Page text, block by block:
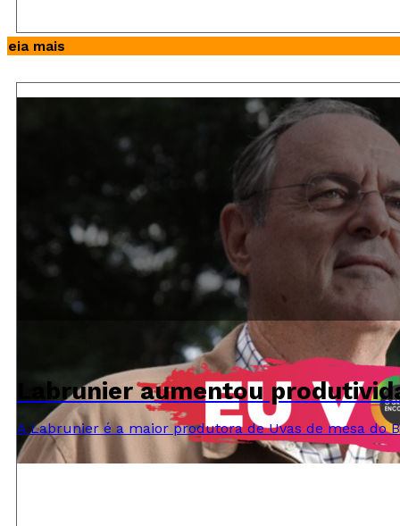
Leia mais
Labrunier aumentou
A Labrunier é a maior produtora de Uvas de mesa do